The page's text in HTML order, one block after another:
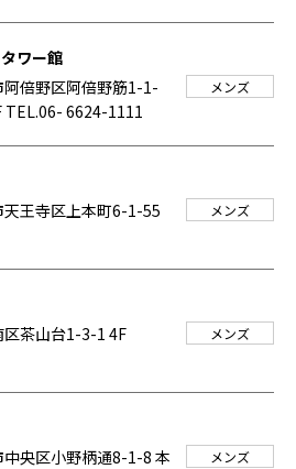
ワー館
倍野区阿倍野筋1-1-
TEL.06- 6624-1111
メンズ
王寺区上本町6-1-55
メンズ
茶山台1-3-1 4F
メンズ
央区小野柄通8-1-8 本
メンズ